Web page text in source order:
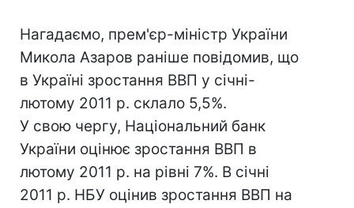
Нагадаємо, прем'єр-міністр України
Микола Азаров раніше повідомив, що
в Україні зростання ВВП у січні-
лютому 2011 р. склало 5,5%.
У свою чергу, Національний банк
України оцінює зростання ВВП в
лютому 2011 р. на рівні 7%. В січні
2011 р. НБУ оцінив зростання ВВП на